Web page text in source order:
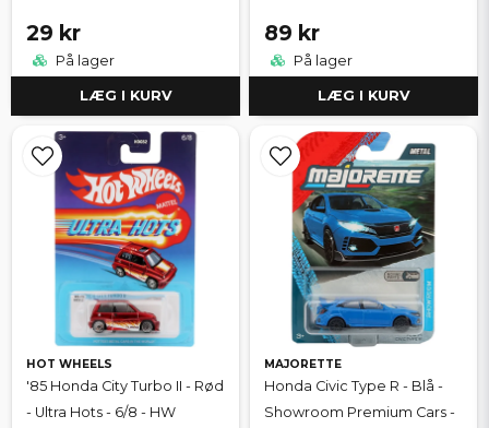
29 kr
På lager
LÆG I KURV
89 kr
På lager
LÆG I KURV
HOT WHEELS
'85 Honda City Turbo II - Rød
- Ultra Hots - 6/8 - HW
MAJORETTE
Honda Civic Type R - Blå -
Showroom Premium Cars -